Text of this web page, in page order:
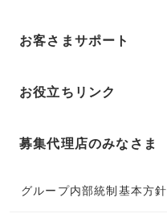
お客さまサポート
お役立ちリンク
募集代理店のみなさま
グループ内部統制基本方針